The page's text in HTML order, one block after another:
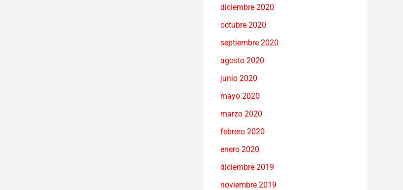
diciembre 2020
octubre 2020
septiembre 2020
agosto 2020
junio 2020
mayo 2020
marzo 2020
febrero 2020
enero 2020
diciembre 2019
noviembre 2019